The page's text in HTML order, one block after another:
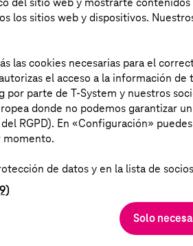
sin servidor y las capas
y análisis centralizados
automatizada. Todo
relevantes para la
como registros,
vulnerabilidades e
«panel de control». De
visión integral de los
en AWS, como
cambios en las normas
Además, esto se ve
los sitios web y dispositivos.
las cookies necesarias para el
el acceso a la información de
por parte de T-System y nuestros
donde no podemos garantizar
RGPD). En «Configuración»
momento.
de datos y en la lista de
Solo